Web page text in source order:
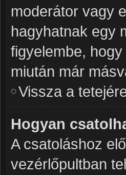
moderátor vagy
hagyhatnak egy
figyelembe,
miután már
Vissza a
Hogyan
A csatoláshoz
vezérlőpultban